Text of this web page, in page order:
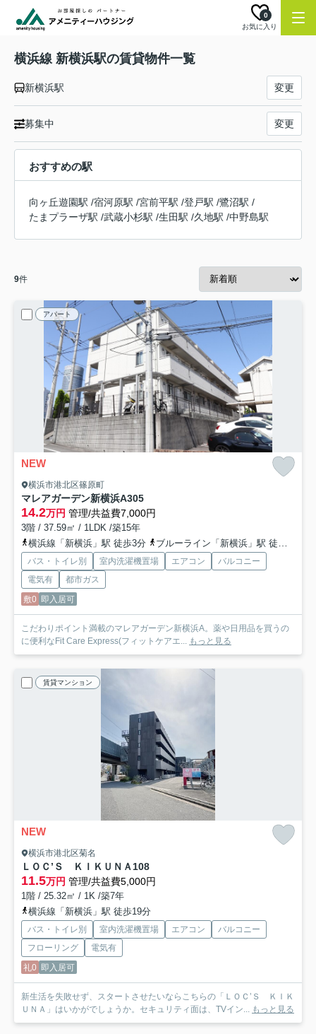
お気に入り
0
横浜線 新横浜駅の賃貸物件一覧
新横浜駅 変更
募集中 変更
おすすめの駅
向ヶ丘遊園駅 /宿河原駅 /宮前平駅 /登戸駅 /鷺沼駅 /
たまプラーザ駅 /武蔵小杉駅 /生田駅 /久地駅 /中野島駅
9件
アパート
NEW
横浜市港北区篠原町
マレアガーデン新横浜A305
14.2万円 管理/共益費7,000円
3階 / 37.59㎡ / 1LDK /築15年
横浜線「新横浜」駅 徒歩3分
ブルーライン「新横浜」駅 徒歩3分
バス・トイレ別 室内洗濯機置場 エアコン
バルコニー
電気有
都市ガス
敷0 即入居可
こだわりポイント満載のマレアガーデン新横浜A。薬や日用品を買うの
に便利なFit Care Express(フィットケアエ... もっと見る
賃貸マンション
NEW
横浜市港北区菊名
ＬＯＣ’Ｓ ＫＩＫＵＮＡ 108
11.5万円 管理/共益費5,000円
1階 / 25.32㎡ / 1K /築7年
横浜線「新横浜」駅 徒歩19分
バス・トイレ別 室内洗濯機置場 エアコン
バルコニー
フローリング
電気有
礼0 即入居可
新生活を失敗せず、スタートさせたいならこちらの「ＬＯＣ’Ｓ ＫＩＫ
ＵＮＡ」はいかがでしょうか。セキュリティ面は、TVイン... もっと見る